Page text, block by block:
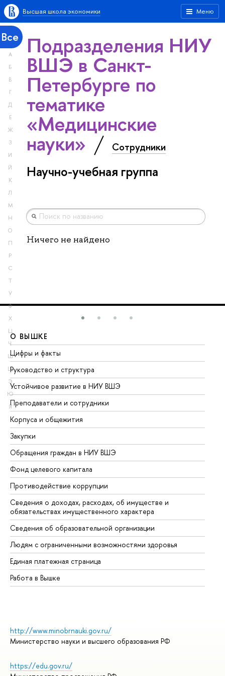
Меню
Высшая школа экономики
Все
А
Б
В
Г
Д
Е
Ж
З
И
Й
К
Л
М
Н
О
П
Р
С
Т
У
Ф
Х
Ц
Ч
Ш
Щ
Э
Ю
Я
Подразделения НИУ
ВШЭ в Санкт-
Петербурге по
тематике
«Медицинские
науки» Сотрудники
Научно-учебная группа
Ничего не найдено
О ВЫШКЕ
Цифры и факты
Руководство и структура
Устойчивое развитие в НИУ ВШЭ
Преподаватели и сотрудники
Корпуса и общежития
Закупки
Обращения граждан в НИУ ВШЭ
Фонд целевого капитала
Противодействие коррупции
Сведения о доходах, расходах, об имуществе и
обязательствах имущественного характера
Сведения об образовательной организации
Людям с ограниченными возможностями здоровья
Единая платежная страница
Работа в Вышке
http://www.minobrnauki.gov.ru/
Министерство науки и высшего образования РФ
https://edu.gov.ru/